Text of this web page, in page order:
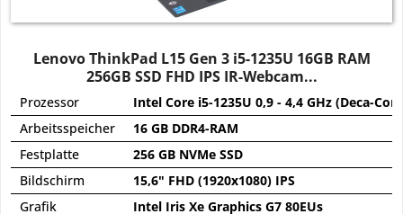
Lenovo ThinkPad L15 Gen 3 i5-1235U 16GB RAM
256GB SSD FHD IPS IR-Webcam...
Prozessor
Intel Core i5-1235U 0,9 - 4,4 GHz (Deca-
Arbeitsspeicher
16 GB DDR4-RAM
Festplatte
256 GB NVMe SSD
Bildschirm
15,6" FHD (1920x1080) IPS
Grafik
Intel Iris Xe Graphics G7 80EUs